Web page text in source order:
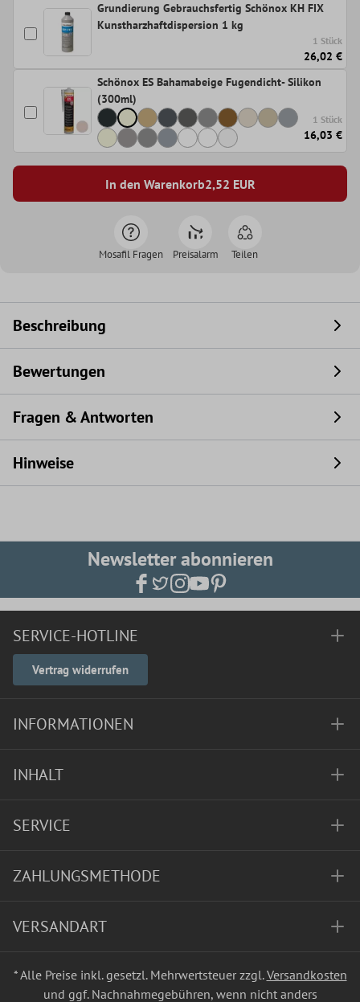
Grundierung Gebrauchsfertig Schönox KH FIX
Kunstharzhaftdispersion 1 kg
1 Stück
26,02 €
Schönox ES Bahamabeige Fugendicht- Silikon
(300ml)
1 Stück
16,03 €
In den Warenkorb2,52 EUR
Mosafil Fragen Preisalarm Teilen
Beschreibung
Bewertungen
Fragen & Antworten
Hinweise
Newsletter abonnieren
SERVICE-HOTLINE
Vertrag widerrufen
INFORMATIONEN
INHALT
SERVICE
ZAHLUNGSMETHODE
VERSANDART
* Alle Preise inkl. gesetzl. Mehrwertsteuer zzgl.Versandkosten
und ggf. Nachnahmegebühren, wenn nicht anders